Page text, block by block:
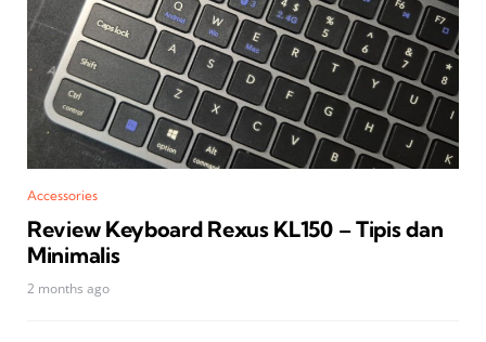
Accessories
Review Keyboard Rexus KL150 – Tipis dan
Minimalis
2 months ago